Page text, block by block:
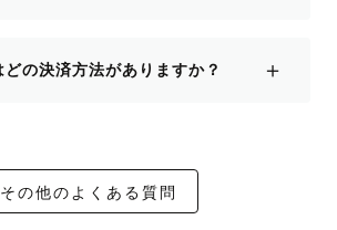
どの決済方法がありますか？ ＋
その他のよくある質問